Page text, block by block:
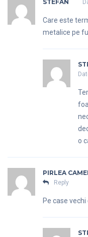
STEFAN
Care este
metalice pe
o
PIRLEA
Reply
Pe case